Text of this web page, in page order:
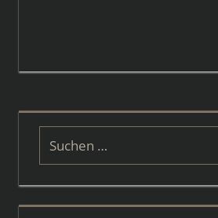
Suchen
nach: